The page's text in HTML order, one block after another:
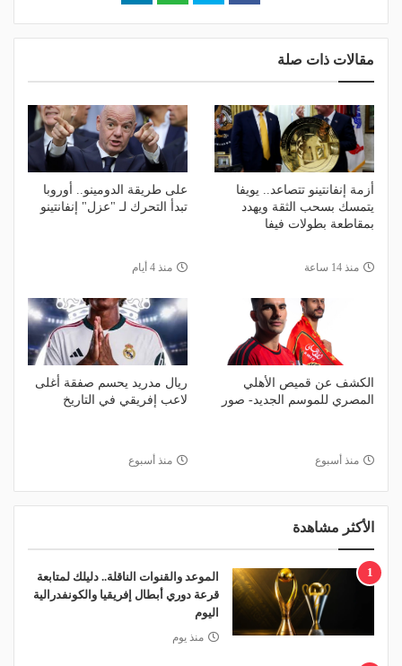
مقالات ذات صلة
أزمة إنفانتينو تتصاعد.. يويفا
يتمسك بسحب الثقة ويهدد
بمقاطعة بطولات فيفا
منذ 14 ساعة
على طريقة الدومينو.. أوروبا
تبدأ التحرك لـ "عزل" إنفانتينو
منذ 4 أيام
الكشف عن قميص الأهلي
المصري للموسم الجديد- صور
منذ أسبوع
ريال مدريد يحسم صفقة أغلى
لاعب إفريقي في التاريخ
منذ أسبوع
الأكثر مشاهدة
1
الموعد والقنوات الناقلة.. دليلك لمتابعة
قرعة دوري أبطال إفريقيا والكونفدرالية
اليوم
منذ يوم